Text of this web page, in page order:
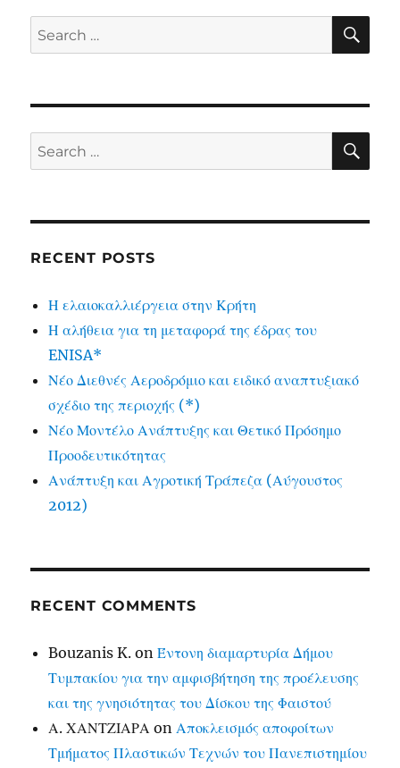
Search
for:
Search
for:
RECENT POSTS
Η ελαιοκαλλιέργεια στην Κρήτη
Η αλήθεια για τη μεταφορά της έδρας του
ENISA*
Νέο Διεθνές Αεροδρόμιο και ειδικό αναπτυξιακό
σχέδιο της περιοχής (*)
Νέο Μοντέλο Ανάπτυξης και Θετικό Πρόσημο
Προοδευτικότητας
Ανάπτυξη και Αγροτική Τράπεζα (Αύγουστος
2012)
RECENT COMMENTS
Bouzanis K. onΈντονη διαμαρτυρία Δήμου
Τυμπακίου για την αμφισβήτηση της προέλευσης
και της γνησιότητας του Δίσκου της Φαιστού
Α. ΧΑΝΤΖΙΑΡΑ onΑποκλεισμός αποφοίτων
Τμήματος Πλαστικών Τεχνών του Πανεπιστημίου